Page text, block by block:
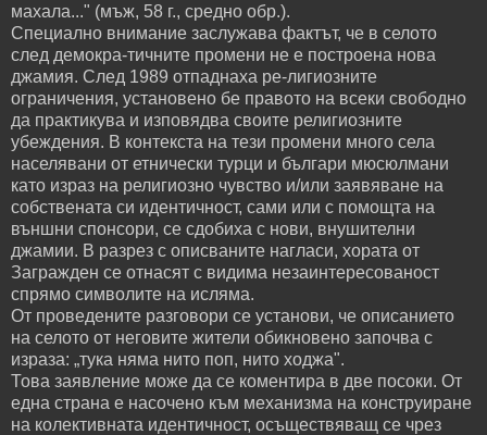
махала..." (мъж, 58 г., средно обр.).
Специално внимание заслужава фактът, че в селото
след демокра-тичните промени не е построена нова
джамия. След 1989 отпаднаха ре-лигиозните
ограничения, установено бе правото на всеки свободно
да практикува и изповядва своите религиозните
убеждения. В контекста на тези промени много села
населявани от етнически турци и българи мюсюлмани
като израз на религиозно чувство и/или заявяване на
собствената си идентичност, сами или с помощта на
външни спонсори, се сдобиха с нови, внушителни
джамии. В разрез с описваните нагласи, хората от
Загражден се отнасят с видима незаинтересованост
спрямо символите на исляма.
От проведените разговори се установи, че описанието
на селото от неговите жители обикновено започва с
израза: „тука няма нито поп, нито ходжа".
Това заявление може да се коментира в две посоки. От
една страна е насочено към механизма на конструиране
на колективната идентичност, осъществяващ се чрез